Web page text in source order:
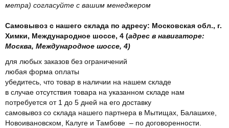
метра) согласуйте с вашим менеджером
Самовывоз с нашего склада по адресу: Московская обл., г.
Химки, Международное шоссе, 4 (адрес в навигаторе:
Москва, Международное шоссе, 4)
для любых заказов без ограничений
любая форма оплаты
убедитесь, что товар в наличии на нашем складе
в случае отсутствия товара на указанном складе нам
потребуется от 1 до 5 дней на его доставку
самовывоз со склада нашего партнера в Мытищах, Балашихе,
Новоивановском, Калуге и Тамбове – по договоренности.